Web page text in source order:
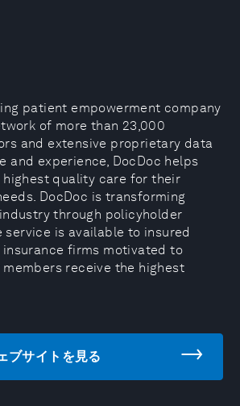
patient empowerment company
of more than 23,000
and extensive proprietary data
and experience, DocDoc helps
quality care for their
DocDoc is transforming
industry through policyholder
service is available to insured
firms motivated to
receive the highest
ブサイトを見る